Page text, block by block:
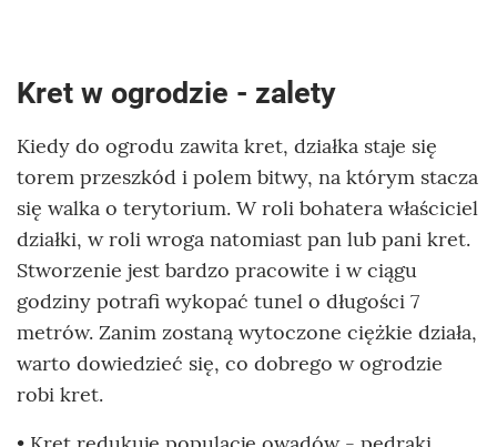
Kret w ogrodzie - zalety
Kiedy do ogrodu zawita kret, działka staje się
torem przeszkód i polem bitwy, na którym stacza
się walka o terytorium. W roli bohatera właściciel
działki, w roli wroga natomiast pan lub pani kret.
Stworzenie jest bardzo pracowite i w ciągu
godziny potrafi wykopać tunel o długości 7
metrów. Zanim zostaną wytoczone ciężkie działa,
warto dowiedzieć się, co dobrego w ogrodzie
robi kret.